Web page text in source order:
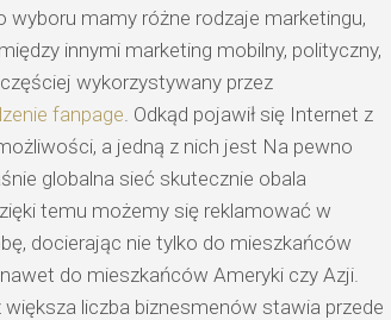
wyboru mamy różne rodzaje marketingu,
innymi marketing mobilny, polityczny,
wykorzystywany przez
fanpage. Odkąd pojawił się Internet z
a jedną z nich jest Na pewno
globalna sieć skutecznie obala
temu możemy się reklamować w
docierając nie tylko do mieszkańców
do mieszkańców Ameryki czy Azji.
liczba biznesmenów stawia przede